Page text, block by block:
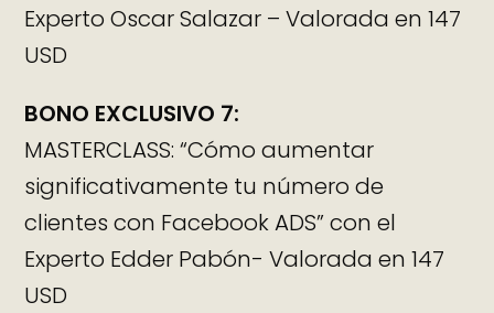
Experto Oscar Salazar – Valorada en 147
USD
BONO EXCLUSIVO 7:
MASTERCLASS: “Cómo aumentar
significativamente tu número de
clientes con Facebook ADS” con el
Experto Edder Pabón- Valorada en 147
USD